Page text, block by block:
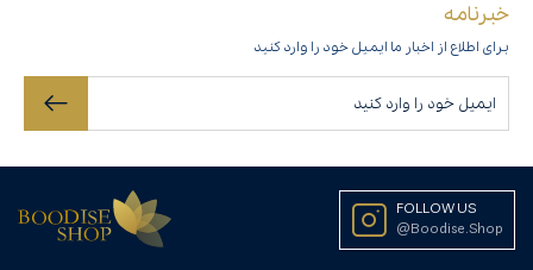
خبرنامه
برای اطلاع از اخبار ما ایمیل خود را وارد کنید
FOLLOW US
@Boodise.Shop